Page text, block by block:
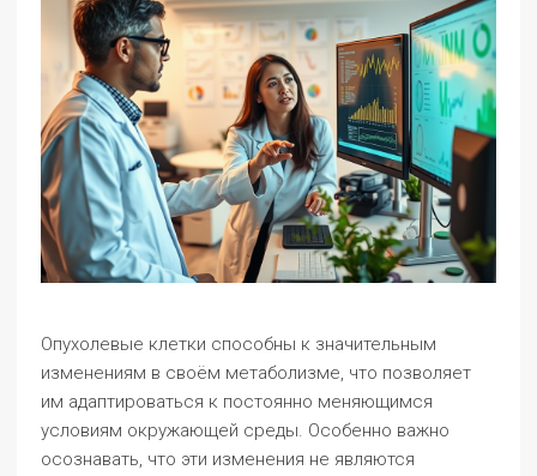
Опухолевые клетки способны к значительным
изменениям в своём метаболизме, что позволяет
им адаптироваться к постоянно меняющимся
условиям окружающей среды. Особенно важно
осознавать, что эти изменения не являются